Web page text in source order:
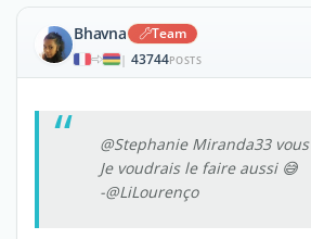
Bhavna Team
| 43744POSTS
@Stephanie Miranda33
Je voudrais le faire aussi 😅
-@LiLourenço